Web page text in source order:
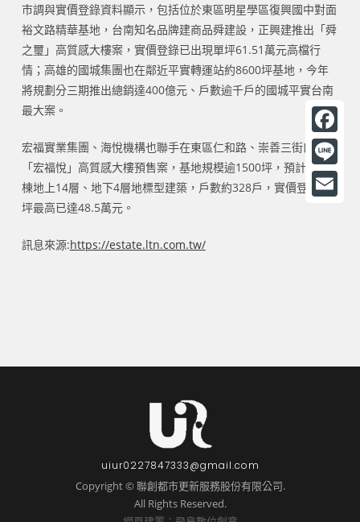
市調與實價登錄資料顯示，包括位於東區明星學區復興國中對面
裕文路精華基地，台南知名品牌建商品舜建設，正興建推出「舜
之璽」高質感大樓案，實價登錄已出現單坪61.51萬元高檔行
情；高雄的國城集團也在鄰近平實轉運站約8600坪基地，今年
將規劃分三期推出總銷達400億元、戶數逾千戶的國城平實台南
最大案。
宏福實業集團、海悅機構也聯手在東區仁和路、崇善三街口推出
「宏福悅」高質感大樓預售案，基地規模逾1500坪，預計興建3
棟地上14層、地下4層地標型建築，戶數約328戶，實價登錄單
坪最高已達48.5萬元。
訊息來源:https://estate.ltn.com.tw/
uiur0227847333@gmail.com
Copyright © 聯創都市更新服務股份有限公司.
All Rights Reserved.
F
a
c
L